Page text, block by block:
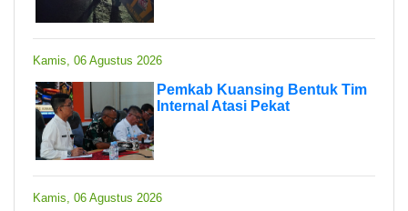
Kamis, 06 Agustus 2026
Pemkab Kuansing Bentuk Tim
Internal Atasi Pekat
Kamis, 06 Agustus 2026